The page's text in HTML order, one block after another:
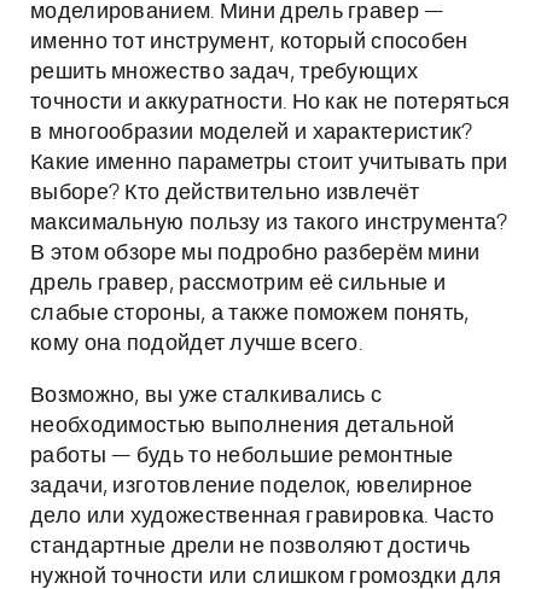
моделированием. Мини дрель гравер —
именно тот инструмент, который способен
решить множество задач, требующих
точности и аккуратности. Но как не потеряться
в многообразии моделей и характеристик?
Какие именно параметры стоит учитывать при
выборе? Кто действительно извлечёт
максимальную пользу из такого инструмента?
В этом обзоре мы подробно разберём мини
дрель гравер, рассмотрим её сильные и
слабые стороны, а также поможем понять,
кому она подойдет лучше всего.
Возможно, вы уже сталкивались с
необходимостью выполнения детальной
работы — будь то небольшие ремонтные
задачи, изготовление поделок, ювелирное
дело или художественная гравировка. Часто
стандартные дрели не позволяют достичь
нужной точности или слишком громоздки для